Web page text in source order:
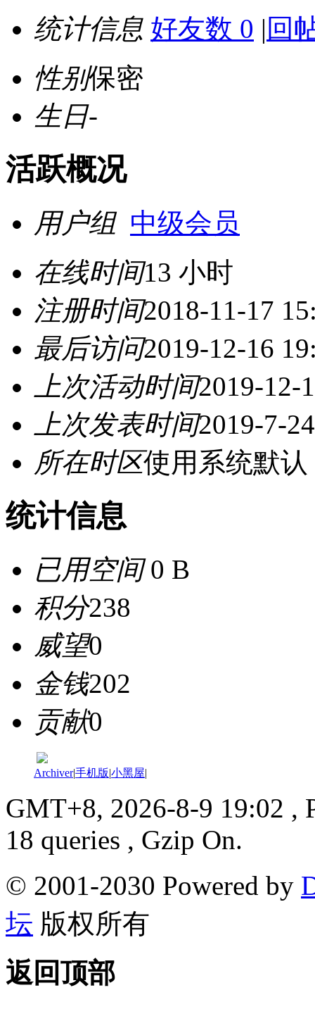
统计信息 好友数 0 | 回
性别保密
生日-
活跃概况
用户组 中级会员
在线时间13 小时
注册时间2018-11-17
最后访问2019-12-16
上次活动时间2019-12-
上次发表时间2019-7-
所在时区使用系统默认
统计信息
已用空间0 B
积分238
威望0
金钱202
贡献0
Archiver|手机版|小黑屋|
GMT+8, 2026-8-9 19:02 ,
18 queries , Gzip On.
© 2001-2030 Powered by
坛 版权所有
返回顶部